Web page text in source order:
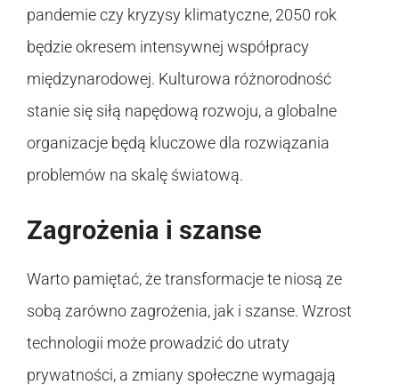
pandemie czy kryzysy klimatyczne, 2050 rok
będzie okresem intensywnej współpracy
międzynarodowej. Kulturowa różnorodność
stanie się siłą napędową rozwoju, a globalne
organizacje będą kluczowe dla rozwiązania
problemów na skalę światową.
Zagrożenia i szanse
Warto pamiętać, że transformacje te niosą ze
sobą zarówno zagrożenia, jak i szanse. Wzrost
technologii może prowadzić do utraty
prywatności, a zmiany społeczne wymagają